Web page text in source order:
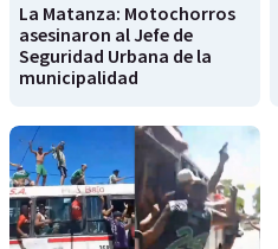
La Matanza: Motochorros
asesinaron al Jefe de
Seguridad Urbana de la
municipalidad